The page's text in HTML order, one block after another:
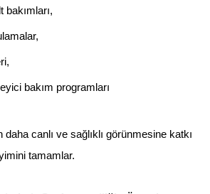
bakımları,
bakım programları
canlı ve sağlıklı görünmesine katkı
tamamlar.